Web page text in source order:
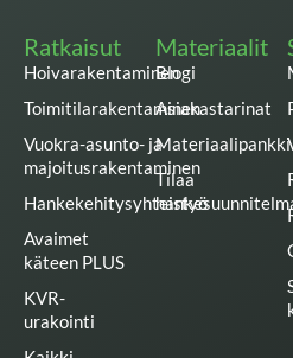
Ratkaisut
Hoivarakentaminen
Toimitilarakentaminen
Vuokra-asunto- ja
majoitusrakentaminen
Hankekehitysyhteistyö
Avaimet
käteen PLUS
KVR-
urakointi
Materiaalit
Blogi
Asiakastarinat
Materiaalipankki
Tilaa